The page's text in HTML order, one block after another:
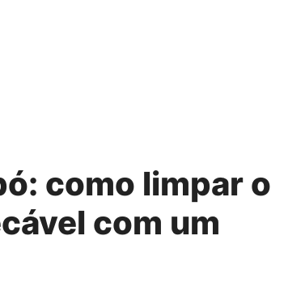
como limpar o
com um